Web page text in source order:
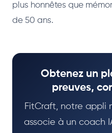
plus honnêtes que
de 50 ans.
Obtenez un
preuves,
FitCraft, notre appli
associe à un coach